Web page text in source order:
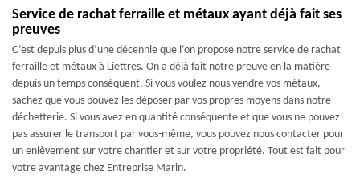
Service de rachat ferraille et métaux ayant déjà fait ses
preuves
C’est depuis plus d’une décennie que l’on propose notre service de rachat
ferraille et métaux à Liettres. On a déjà fait notre preuve en la matière
depuis un temps conséquent. Si vous voulez nous vendre vos métaux,
sachez que vous pouvez les déposer par vos propres moyens dans notre
déchetterie. Si vous avez en quantité conséquente et que vous ne pouvez
pas assurer le transport par vous-même, vous pouvez nous contacter pour
un enlèvement sur votre chantier et sur votre propriété. Tout est fait pour
votre avantage chez Entreprise Marin.